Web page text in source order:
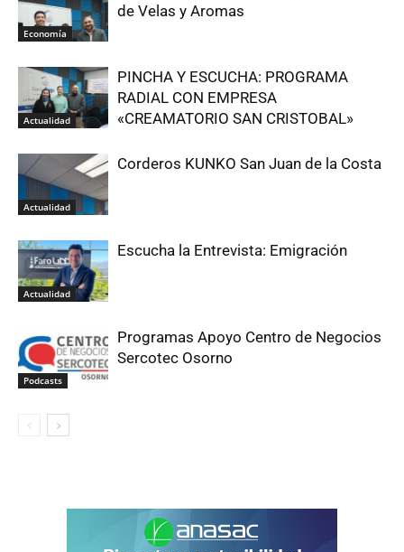
Economía
de Velas y Aromas
Actualidad
PINCHA Y ESCUCHA: PROGRAMA
RADIAL CON EMPRESA
«CREAMATORIO SAN CRISTOBAL»
Actualidad
Corderos KUNKO San Juan de la Costa
Actualidad
Escucha la Entrevista: Emigración
Podcasts
Programas Apoyo Centro de Negocios
Sercotec Osorno